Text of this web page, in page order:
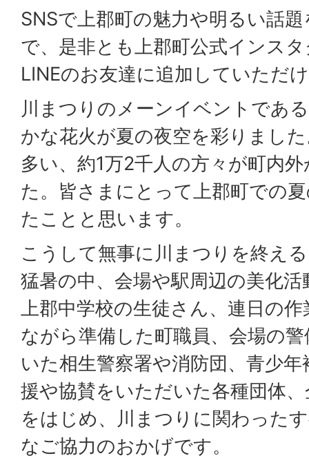
SNSで上郡町の魅力や明るい話
で、是非とも上郡町公式インス
LINEのお友達に追加していただ
川まつりのメーンイベントであ
かな花火が夏の夜空を彩りまし
多い、約1万2千人の方々が町内
た。皆さまにとって上郡町での
たことと思います。
こうして無事に川まつりを終え
猛暑の中、会場や駅周辺の美化
上郡中学校の生徒さん、連日の
ながら準備した町職員、会場の
いた相生警察署や消防団、青少
援や協賛をいただいた各種団体
をはじめ、川まつりに関わった
なご協力のおかげです。